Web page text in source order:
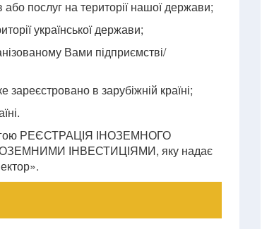
послуг на території нашої держави;
української держави;
Вами підприємстві/
в зарубіжній країні;
РЕЄСТРАЦІЯ ІНОЗЕМНОГО
ІНВЕСТИЦІЯМИ, яку надає